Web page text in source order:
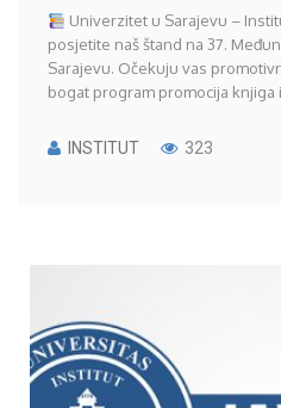
Univerzitet u Sarajevu –
posjetite naš štand na 37.
Sarajevu. Očekuju vas
bogat program promocija knjiga
INSTITUT 323